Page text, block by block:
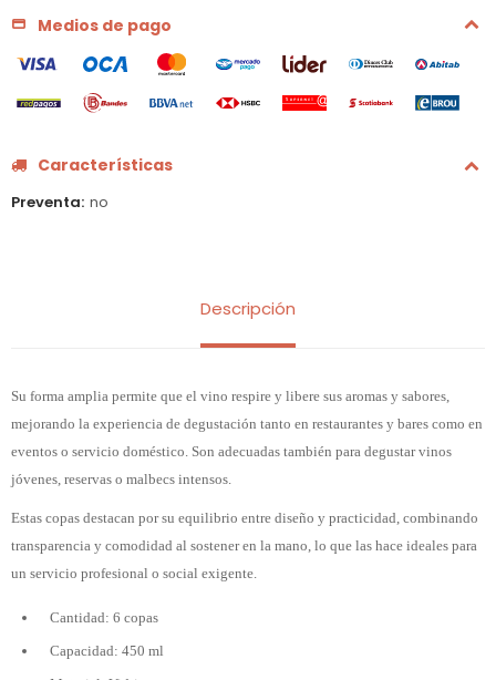
Medios de pago
Características
Preventa no
Descripción
Su forma amplia permite que el vino respire y libere sus aromas y sabores,
mejorando la experiencia de degustación tanto en restaurantes y bares como en
eventos o servicio doméstico. Son adecuadas también para degustar vinos
jóvenes, reservas o malbecs intensos.
Estas copas destacan por su equilibrio entre diseño y practicidad, combinando
transparencia y comodidad al sostener en la mano, lo que las hace ideales para
un servicio profesional o social exigente.
Cantidad: 6 copas
Capacidad: 450 ml